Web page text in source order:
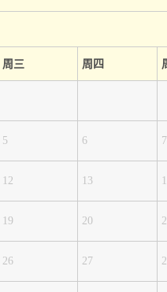
周三 周四
5 6 7
12 13
19 20
26 27